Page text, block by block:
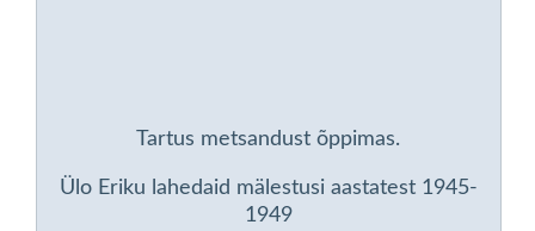
Tartus metsandust õppimas.
Ülo Eriku lahedaid mälestusi aastatest 1945-
1949